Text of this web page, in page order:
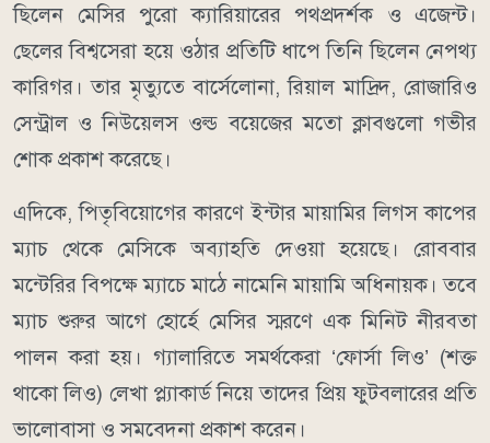
ছিলেন মেসির পুরো ক্যারিয়ারের পথপ্রদর্শক ও এজেন্ট।
ছেলের বিশ্বসেরা হয়ে ওঠার প্রতিটি ধাপে তিনি ছিলেন নেপথ্য
কারিগর। তার মৃত্যুতে বার্সেলোনা, রিয়াল মাদ্রিদ, রোজারিও
সেন্ট্রাল ও নিউয়েলস ওল্ড বয়েজের মতো ক্লাবগুলো গভীর
শোক প্রকাশ করেছে।
এদিকে, পিতৃবিয়োগের কারণে ইন্টার মায়ামির লিগস কাপের
ম্যাচ থেকে মেসিকে অব্যাহতি দেওয়া হয়েছে। রোববার
মন্টেরির বিপক্ষে ম্যাচে মাঠে নামেনি মায়ামি অধিনায়ক। তবে
ম্যাচ শুরুর আগে হোর্হে মেসির স্মরণে এক মিনিট নীরবতা
পালন করা হয়। গ্যালারিতে সমর্থকেরা ‘ফোর্সা লিও’ (শক্ত
থাকো লিও) লেখা প্ল্যাকার্ড নিয়ে তাদের প্রিয় ফুটবলারের প্রতি
ভালোবাসা ও সমবেদনা প্রকাশ করেন।